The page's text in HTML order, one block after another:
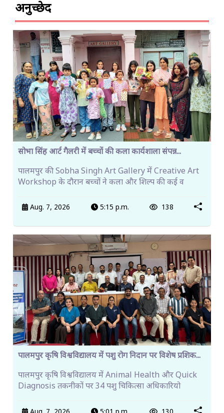
अनुच्छेद
सोभा सिंह आर्ट गैलरी में बच्चों की कला कार्यशाला संपन्न...
पालमपुर की Sobha Singh Art Gallery में Creative Art
Workshop के दौरान बच्चों ने कला और शिल्प की कई व
Aug. 7, 2026 5:15 p.m. 138
पालमपुर कृषि विश्वविद्यालय में पशु रोग निदान पर विशेष प्रशिक...
पालमपुर कृषि विश्वविद्यालय में Animal Health और Quick
Diagnosis तकनीकों पर 34 पशु चिकित्सा अधिकारियो